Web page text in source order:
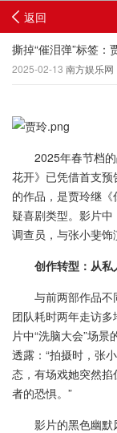
返回
撕掉“催泪弹”标签
2025-02-13 南方娱乐网
2025年春节档的
花开》已凭借首支
的作品，是贾玲继
疑喜剧类型。影片
调查员，与张小斐饰
创作转型：从
与前两部作品不
团队耗时两年走访多
片中“洗脑大会”场
透露：“拍摄时，张
态，有场戏她突然
者的恐惧。”
影片的黑色幽默